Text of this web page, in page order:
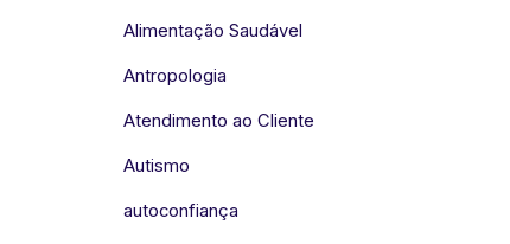
Alimentação Saudável
Antropologia
Atendimento ao Cliente
Autismo
autoconfiança